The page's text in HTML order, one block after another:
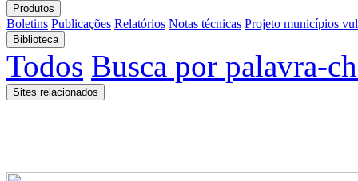
Produtos
Boletins Publicações Relatórios Notas técnicas Projeto municípios
Biblioteca
Todos Busca por palavra-
Sites relacionados